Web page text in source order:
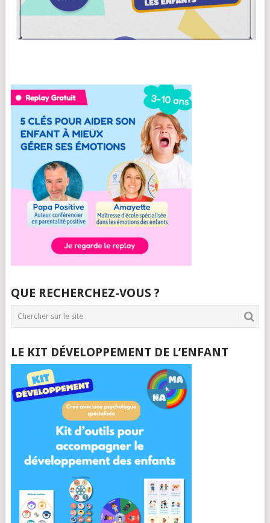
QUE RECHERCHEZ-VOUS ?
LE KIT DÉVELOPPEMENT DE L’ENFANT